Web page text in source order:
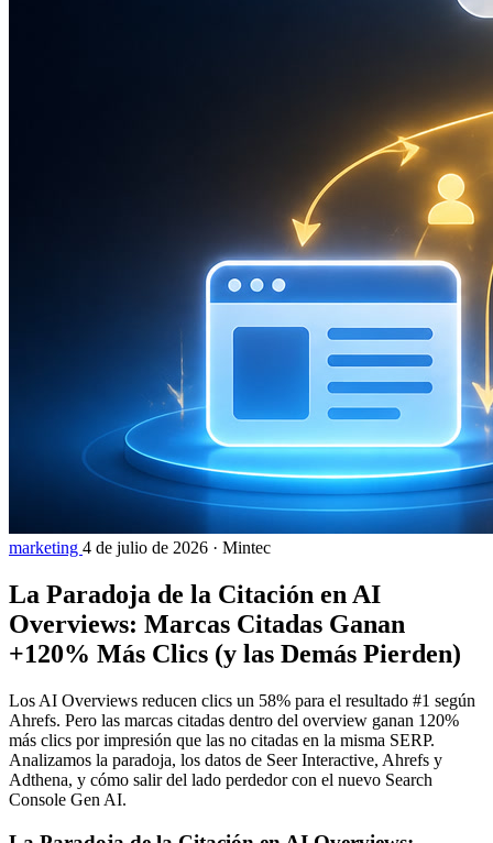
marketing 4 de julio de 2026 · Mintec
La Paradoja de la Citación en AI
Overviews: Marcas Citadas Ganan
+120% Más Clics (y las Demás Pierden)
Los AI Overviews reducen clics un 58% para el resultado #1 según
Ahrefs. Pero las marcas citadas dentro del overview ganan 120%
más clics por impresión que las no citadas en la misma SERP.
Analizamos la paradoja, los datos de Seer Interactive, Ahrefs y
Adthena, y cómo salir del lado perdedor con el nuevo Search
Console Gen AI.